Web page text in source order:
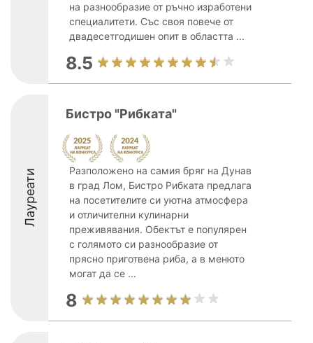
на разнообразие от ръчно изработени
специалитети. Със своя повече от
двадесетгодишен опит в областта ...
8.5
Лауреати
Бистро "Рибката"
Разположено на самия бряг на Дунав
в град Лом, Бистро Рибката предлага
на посетителите си уютна атмосфера
и отличителни кулинарни
преживявания. Обектът е популярeн
с голямото си разнообразие от
прясно приготвена риба, а в менюто
могат да се ...
8